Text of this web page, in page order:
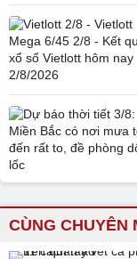
CÙNG CHUYÊN